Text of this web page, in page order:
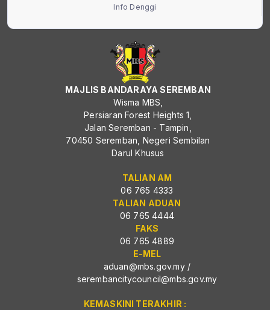
Info Denggi
MAJLIS BANDARAYA SEREMBAN
Wisma MBS,
Persiaran Forest Heights 1,
Jalan Seremban - Tampin,
70450 Seremban, Negeri Sembilan
Darul Khusus
TALIAN AM
06 765 4333
TALIAN ADUAN
06 765 4444
FAKS
06 765 4889
E-MEL
aduan@mbs.gov.my/
serembancitycouncil@mbs.gov.my
KEMASKINI TERAKHIR :